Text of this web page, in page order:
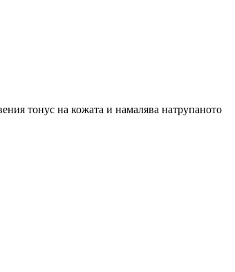
тонус на кожата и намалява натрупаното